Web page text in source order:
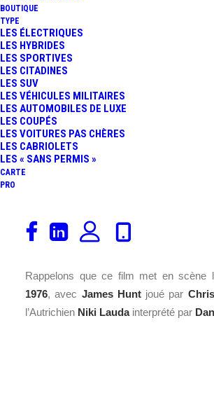
BOUTIQUE
TYPE
LES ÉLECTRIQUES
LES HYBRIDES
LES SPORTIVES
LES CITADINES
LES SUV
LES VÉHICULES MILITAIRES
LES AUTOMOBILES DE LUXE
LES COUPÉS
LES VOITURES PAS CHÈRES
LES CABRIOLETS
LES « SANS PERMIS »
CARTE
PRO
Le film Rushsortira dans nos salles
septembre. Afin de faire monter la
Rappelons que ce film met en scène
1976, avec James Huntjoué par
l’Autrichien Niki Laudainterprété par